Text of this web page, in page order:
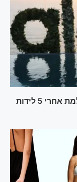
5 לידות